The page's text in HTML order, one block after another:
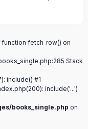
function fetch_row() on
Stack
include() #1
include('...')
books_single.php on